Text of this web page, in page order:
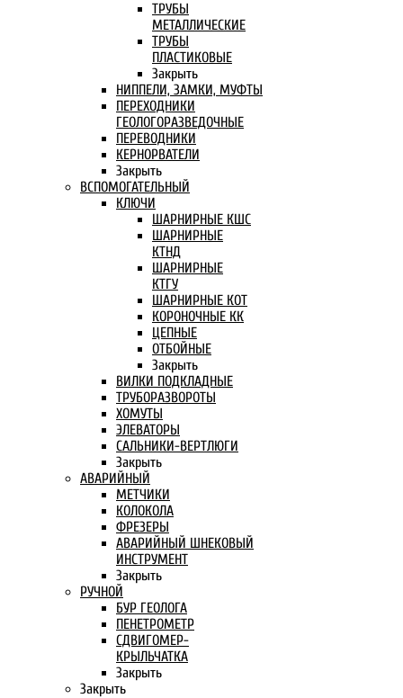
ТРУБЫ
МЕТАЛЛИЧЕСКИЕ
ТРУБЫ
ПЛАСТИКОВЫЕ
Закрыть
НИППЕЛИ, ЗАМКИ, МУФТЫ
ПЕРЕХОДНИКИ
ГЕОЛОГОРАЗВЕДОЧНЫЕ
ПЕРЕВОДНИКИ
КЕРНОРВАТЕЛИ
Закрыть
ВСПОМОГАТЕЛЬНЫЙ
КЛЮЧИ
ШАРНИРНЫЕ КШС
ШАРНИРНЫЕ
КТНД
ШАРНИРНЫЕ
КТГУ
ШАРНИРНЫЕ КОТ
КОРОНОЧНЫЕ КК
ЦЕПНЫЕ
ОТБОЙНЫЕ
Закрыть
ВИЛКИ ПОДКЛАДНЫЕ
ТРУБОРАЗВОРОТЫ
ХОМУТЫ
ЭЛЕВАТОРЫ
САЛЬНИКИ-ВЕРТЛЮГИ
Закрыть
АВАРИЙНЫЙ
МЕТЧИКИ
КОЛОКОЛА
ФРЕЗЕРЫ
АВАРИЙНЫЙ ШНЕКОВЫЙ
ИНСТРУМЕНТ
Закрыть
РУЧНОЙ
БУР ГЕОЛОГА
ПЕНЕТРОМЕТР
СДВИГОМЕР-
КРЫЛЬЧАТКА
Закрыть
Закрыть